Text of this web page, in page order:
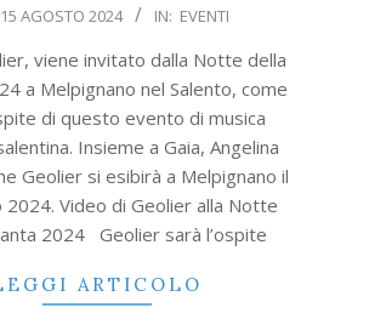
15 AGOSTO 2024 IN: EVENTI
viene invitato dalla Notte della
a Melpignano nel Salento, come
di questo evento di musica
Insieme a Gaia, Angelina
Geolier si esibirà a Melpignano il
Video di Geolier alla Notte
2024 Geolier sarà l’ospite
ARTICOLO